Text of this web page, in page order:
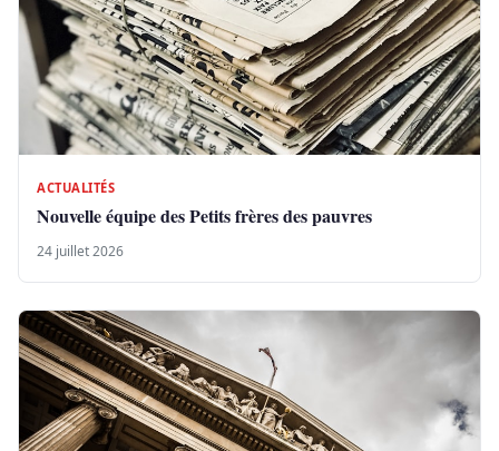
ACTUALITÉS
Nouvelle équipe des Petits frères des pauvres
24 juillet 2026